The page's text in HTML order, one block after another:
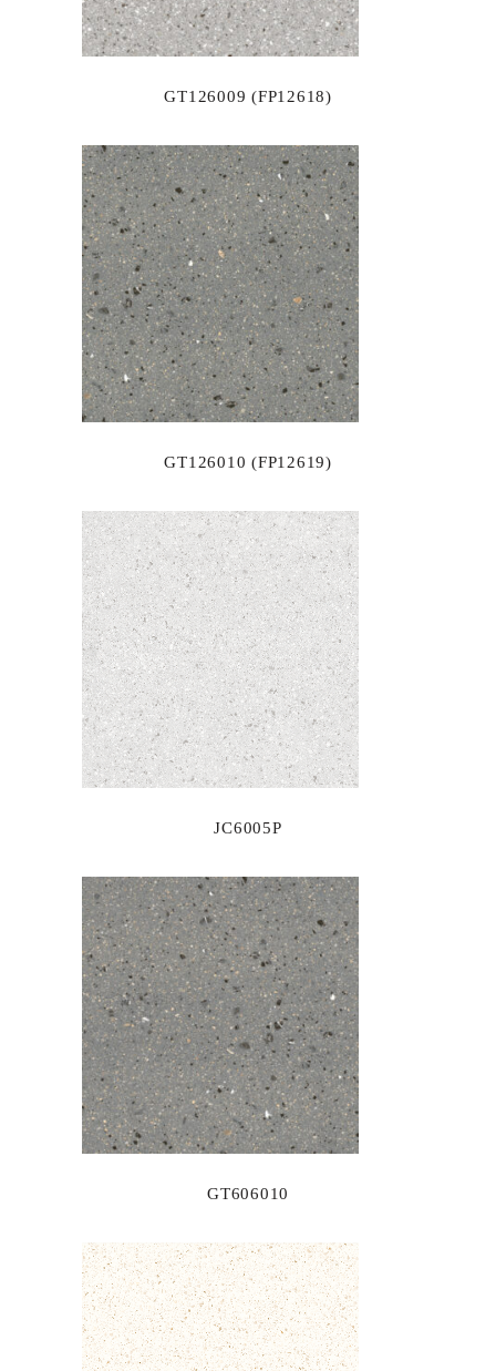
GT126009 (FP12618)
GT126010 (FP12619)
JC6005P
GT606010